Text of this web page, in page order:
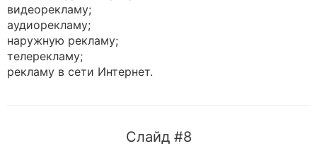
видеорекламу;
аудиорекламу;
наружную рекламу;
телерекламу;
рекламу в сети Интернет.
Слайд #8